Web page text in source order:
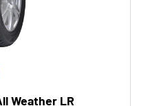
Weather LR